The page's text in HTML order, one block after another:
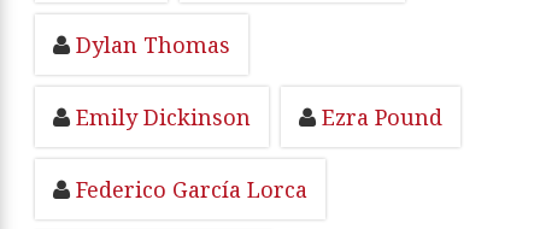
Dylan Thomas
Emily Dickinson Ezra Pound
Federico García Lorca